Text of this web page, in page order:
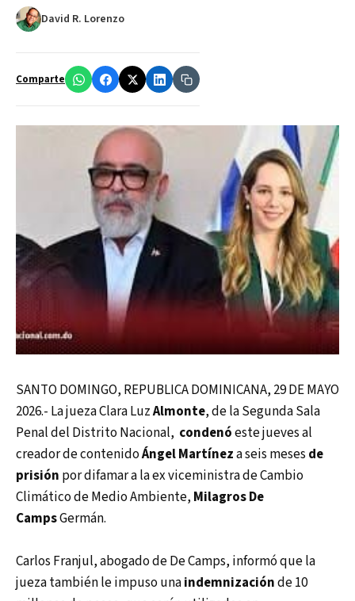
David R. Lorenzo
Comparte
SANTO DOMINGO, REPUBLICA DOMINICANA, 29 DE MAYO
2026.- La jueza Clara LuzAlmonte, de la Segunda Sala
Penal del Distrito Nacional, condenóeste jueves al
creador de contenidoÁngel Martíneza seis meses de
prisión por difamar a la ex viceministra de Cambio
Climático de Medio Ambiente, Milagros De
CampsGermán.
Carlos Franjul, abogado de De Camps, informó que la
jueza también le impuso unaindemnizaciónde 10